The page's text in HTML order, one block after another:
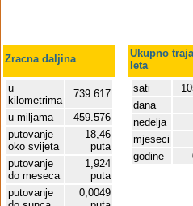
Zracna daljina
Ukupno
leta
u
kilometrima
739.617
u miljama
459.576
putovanje
oko svijeta
18,46
puta
putovanje
do meseca
1,924
puta
putovanje
0,0049
sati
dana
nedelja
mjeseci
godine